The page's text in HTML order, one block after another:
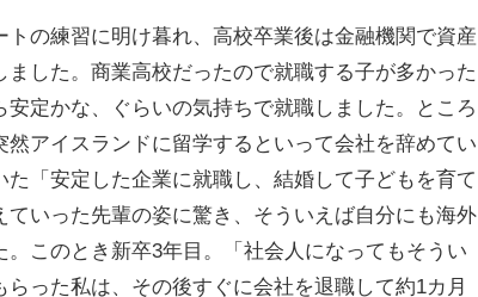
の練習に明け暮れ、高校卒業後は金融機関で資産
した。商業高校だったので就職する子が多かった
定かな、ぐらいの気持ちで就職しました。ところ
アイスランドに留学するといって会社を辞めてい
「安定した企業に就職し、結婚して子どもを育て
いった先輩の姿に驚き、そういえば自分にも海外
このとき新卒3年目。「社会人になってもそうい
った私は、その後すぐに会社を退職して約1カ月